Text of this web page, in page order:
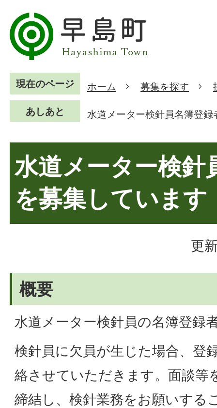
現在のページ ホーム 募集を探す
あしあと 水道メーター検針員名簿登
水道メーター検針
を募集しています
更
概要
水道メーター検針員の名簿登録
検針員に欠員が生じた場合、登
絡させていただきます。面談等
締結し、検針業務をお願いする